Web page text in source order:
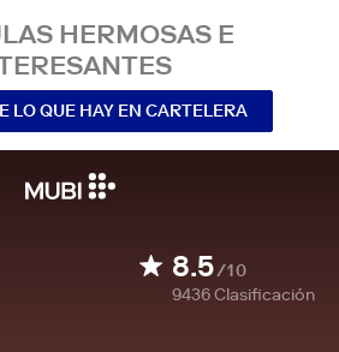
HERMOSAS E
LO QUE HAY EN CARTELERA
8.5/10
9436Clasificación